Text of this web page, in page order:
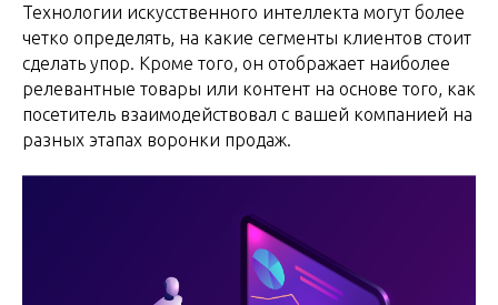
Технологии искусственного интеллекта могут более
четко определять, на какие сегменты клиентов стоит
сделать упор. Кроме того, он отображает наиболее
релевантные товары или контент на основе того, как
посетитель взаимодействовал с вашей компанией на
разных этапах воронки продаж.